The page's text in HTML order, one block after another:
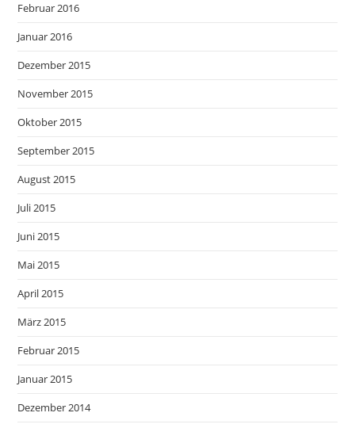
Februar 2016
Januar 2016
Dezember 2015
November 2015
Oktober 2015
September 2015
August 2015
Juli 2015
Juni 2015
Mai 2015
April 2015
März 2015
Februar 2015
Januar 2015
Dezember 2014